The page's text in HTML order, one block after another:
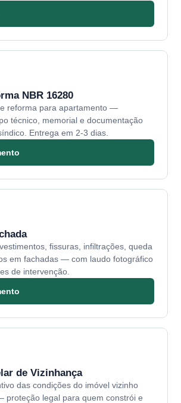
NBR 16280
reforma para apartamento —
técnico, memorial e documentação
Entrega em 2-3 dias.
fissuras, infiltrações, queda
em fachadas — com laudo fotográfico
de intervenção.
de Vizinhança
das condições do imóvel vizinho
proteção legal para quem constrói e